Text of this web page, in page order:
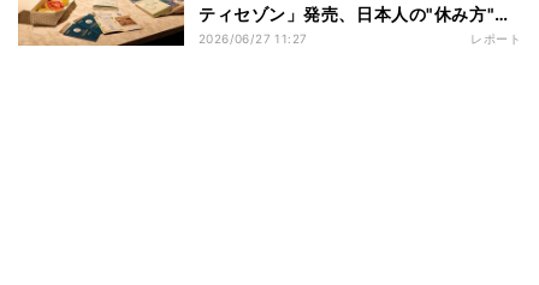
ティセゾン」発売、日本人の"休み方"に
も着目
2026/06/27 11:27 レポート